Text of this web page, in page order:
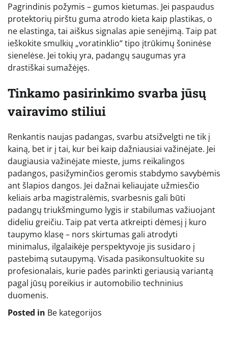
Pagrindinis požymis – gumos kietumas. Jei paspaudus
protektorių pirštu guma atrodo kieta kaip plastikas, o
ne elastinga, tai aiškus signalas apie senėjimą. Taip pat
ieškokite smulkių „voratinklio“ tipo įtrūkimų šoninėse
sienelėse. Jei tokių yra, padangų saugumas yra
drastiškai sumažėjęs.
Tinkamo pasirinkimo svarba jūsų
vairavimo stiliui
Renkantis naujas padangas, svarbu atsižvelgti ne tik į
kainą, bet ir į tai, kur bei kaip dažniausiai važinėjate. Jei
daugiausia važinėjate mieste, jums reikalingos
padangos, pasižyminčios geromis stabdymo savybėmis
ant šlapios dangos. Jei dažnai keliaujate užmiesčio
keliais arba magistralėmis, svarbesnis gali būti
padangų triukšmingumo lygis ir stabilumas važiuojant
dideliu greičiu. Taip pat verta atkreipti dėmesį į kuro
taupymo klasę – nors skirtumas gali atrodyti
minimalus, ilgalaikėje perspektyvoje jis susidaro į
pastebimą sutaupymą. Visada pasikonsultuokite su
profesionalais, kurie padės parinkti geriausią variantą
pagal jūsų poreikius ir automobilio techninius
duomenis.
Posted in Be kategorijos